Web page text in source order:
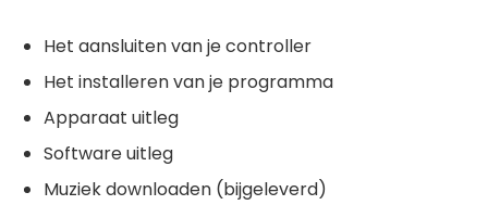
Het aansluiten van je controller
Het installeren van je programma
Apparaat uitleg
Software uitleg
Muziek downloaden (bijgeleverd)